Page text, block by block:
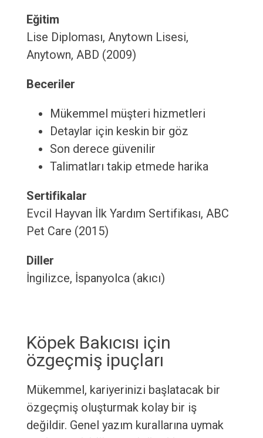
Eğitim
Lise Diploması, Anytown Lisesi,
Anytown, ABD (2009)
Beceriler
Mükemmel müşteri hizmetleri
Detaylar için keskin bir göz
Son derece güvenilir
Talimatları takip etmede harika
Sertifikalar
Evcil Hayvan İlk Yardım Sertifikası, ABC
Pet Care (2015)
Diller
İngilizce, İspanyolca (akıcı)
Köpek Bakıcısı için
özgeçmiş ipuçları
Mükemmel, kariyerinizi başlatacak bir
özgeçmiş oluşturmak kolay bir iş
değildir. Genel yazım kurallarına uymak